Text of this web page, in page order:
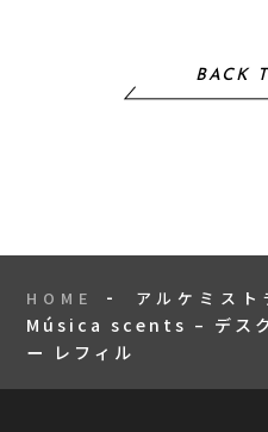
BACK
HOME アルケミスト
Música scents – デスク
ー レフィル